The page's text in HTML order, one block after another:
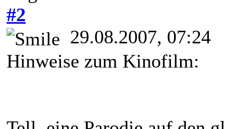
#2
29.08.2007, 07:24
Hinweise zum Kinofilm: